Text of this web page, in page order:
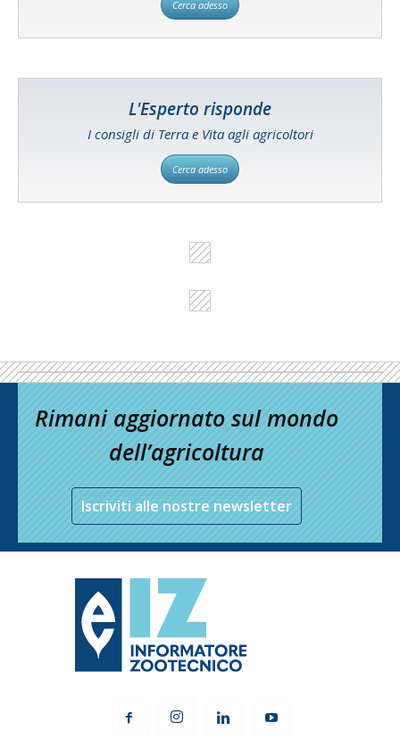
Cerca adesso
L'Esperto risponde
I consigli di Terra e Vita agli agricoltori
Cerca adesso
Rimani aggiornato sul mondo
dell’agricoltura
Iscriviti alle nostre newsletter